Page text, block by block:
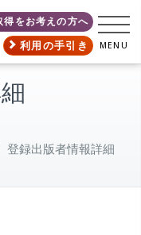
MENU
得をお考えの方へ
利用の手引き
登録出版者情報詳細